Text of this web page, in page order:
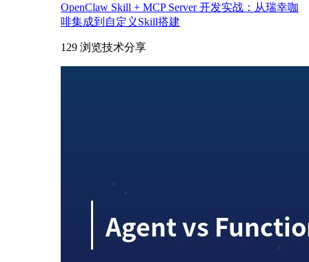
OpenClaw Skill + MCP Server 开发实战：从瑞幸咖
啡集成到自定义Skill搭建
129 浏览技术分享